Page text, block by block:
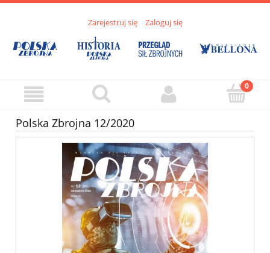
Zarejestruj się Zaloguj się
Polska Zbrojna 12/2020